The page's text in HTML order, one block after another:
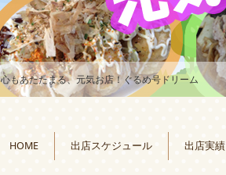
心もあたたまる、元気お店！ぐるめ号ドリーム
HOME 出店スケジュール 出店実績